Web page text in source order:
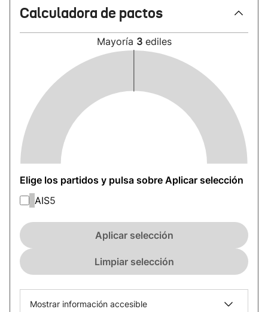
Calculadora de pactos
Mayoría 3 ediles
Elige los partidos y pulsa sobre Aplicar selección
AIS5
Aplicar selección
Limpiar selección
Mostrar información accesible